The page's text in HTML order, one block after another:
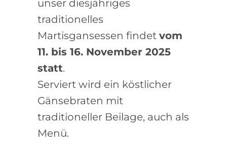
unser diesjähriges
traditionelles
Martisgansessen findet vom
11. bis 16. November 2025
statt.
Serviert wird ein köstlicher
Gänsebraten mit
traditioneller Beilage, auch als
Menü.